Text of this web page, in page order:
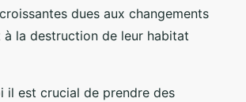
dues aux changements
à la destruction de leur habitat
il est crucial de prendre des